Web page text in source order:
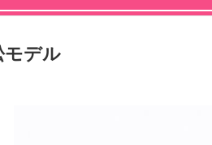
モデル